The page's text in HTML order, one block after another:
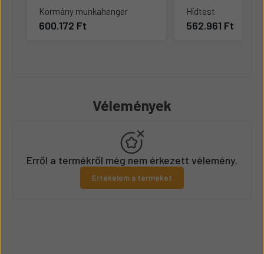
Kormány munkahenger
600.172 Ft
Hídtest
562.961 Ft
Vélemények
Erről a termékről még nem érkezett vélemény.
Értékelem a terméket